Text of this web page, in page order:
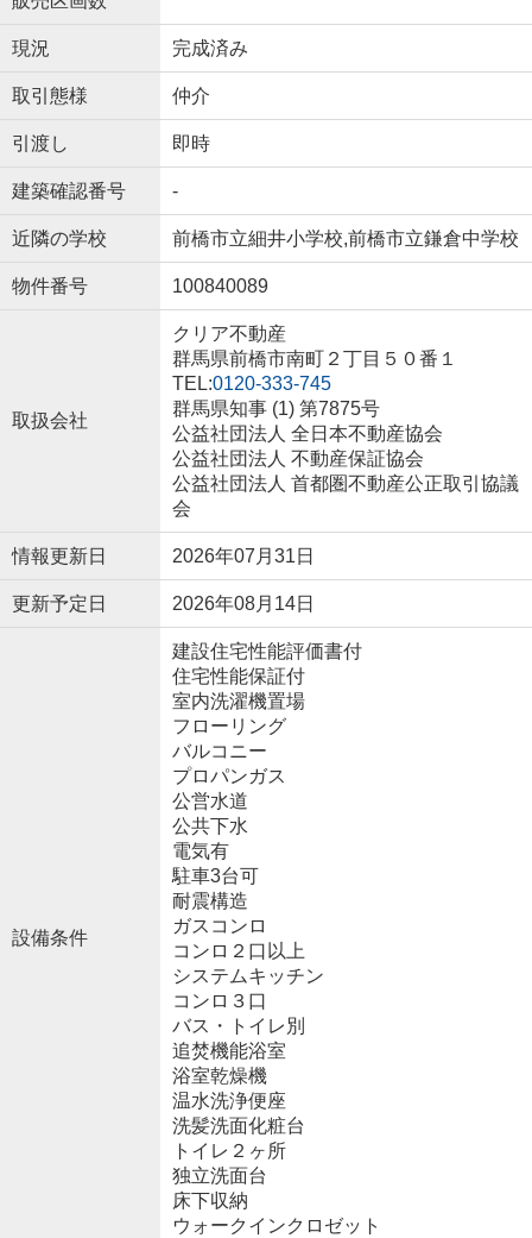
現況 完成済み
取引態様 仲介
引渡し 即時
建築確認番号 -
近隣の学校 前橋市立細井小学校,前橋市立鎌倉中学校
物件番号 100840089
取扱会社
クリア不動産
群馬県前橋市南町２丁目５０番１
TEL:0120-333-745
群馬県知事 (1) 第7875号
公益社団法人 全日本不動産協会
公益社団法人 不動産保証協会
公益社団法人 首都圏不動産公正取引協議
会
情報更新日 2026年07月31日
更新予定日 2026年08月14日
設備条件
建設住宅性能評価書付
住宅性能保証付
室内洗濯機置場
フローリング
バルコニー
プロパンガス
公営水道
公共下水
電気有
駐車3台可
耐震構造
ガスコンロ
コンロ２口以上
システムキッチン
コンロ３口
バス・トイレ別
追焚機能浴室
浴室乾燥機
温水洗浄便座
洗髪洗面化粧台
トイレ２ヶ所
独立洗面台
床下収納
ウォークインクロゼット